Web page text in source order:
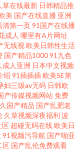
播放 亚洲狼人综合社
看片网av 日韩美女电
逼 久久大香蕉 91后
午夜成人精品视频在
秘在线观看 久草成人
草在线最新 日韩精品推
美 国产在线直播 亚洲
清第一页91国产在线播
成人 哪里有A片网址
无线视欧美日韩性生活
国产精品100091九色
成人亚洲 日本中文视频
绍 91插插插欧美SE第
妇三级av无码 日韩欧
产传媒视频网站免费
国产精品 国产乱肥老
久草视频深夜福利 波
区 超碰无码在线欧美日
91视频污导航 国产啪亚
区 国产乱伦免费观看